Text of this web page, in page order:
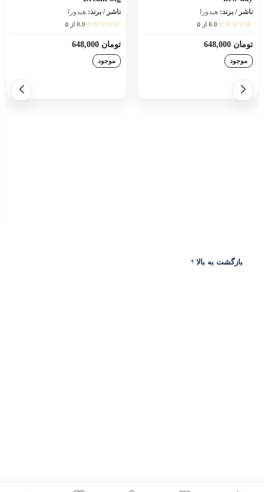
ناشر / برند: هیدورا
☆☆☆☆☆0.0 از ۵
تومان 648,000
موجود
ناشر / برند: هیدورا
☆☆☆☆☆0.0 از ۵
تومان 648,000
موجود
بازگشت به بالا